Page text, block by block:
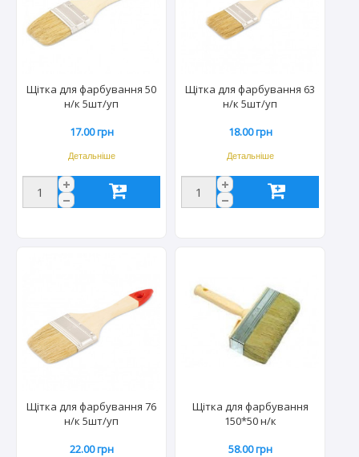
Щітка для фарбування 50
н/к 5шт/уп
17.00 грн
Детальніше
Щітка для фарбування 63
н/к 5шт/уп
18.00 грн
Детальніше
Щітка для фарбування 76
н/к 5шт/уп
22.00 грн
Щітка для фарбування
150*50 н/к
58.00 грн